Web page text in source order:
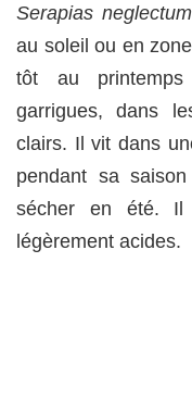
Serapias neglectum
au soleil ou en
tôt au
garrigues, dans
clairs. Il vit dans
pendant sa
sécher en été. Il
légèrement acides.